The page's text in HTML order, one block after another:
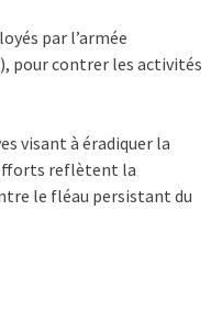
par l’armée
pour contrer les activités
visant à éradiquer la
reflètent la
le fléau persistant du